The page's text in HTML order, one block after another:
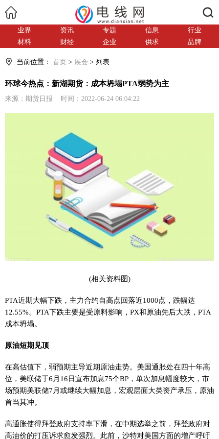
业界 资讯 专题 信息
行业
材料
财经 企业 供求 品牌
当前位置： 首页 > 展会 > 列表
环球今热点：新湖期货：成本坍塌PTA弱势为主
来源：期货日报 时间：2022-06-24 06:04:22
(相关资料图)
PTA近期大幅下跌，主力合约自高点回落近1000点，跌幅达
12.55%。PTA下跌主要是受原料影响，PX和原油先后大跌，PTA
成本坍塌。
原油短期见顶
在高估值下，弱预期主导近期原油走势。美国通胀处在四十年高
位，美联储于6月16日宣布加息75个BP，单次加息幅度较大，市
场预期美联储7月或继续大幅加息，宏观层面大类资产承压，原油
首当其冲。
高通胀使得拜登政府支持率下滑，在中期选举之前，拜登政府对
高油价的打压诉求愈发强烈。此前，沙特对美国方面的增产呼吁